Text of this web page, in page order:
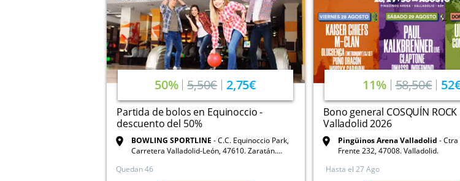
50% 5,50€ 2,75€
Partida de bolos en Equinoccio -
descuento del 50%
BOWLING SPORTLINE
C.C. Equinoccio Park,
Carretera Valladolid-León, 47610. Zaratán.
Quedan 46
11% 58,50€
Bono general COSQUÍN ROCK
Valladolid 2026
Pingüinos Arena Valladolid
Ctra
Frente 232, 47008. Valladolid.
Hasta el 27 Ago